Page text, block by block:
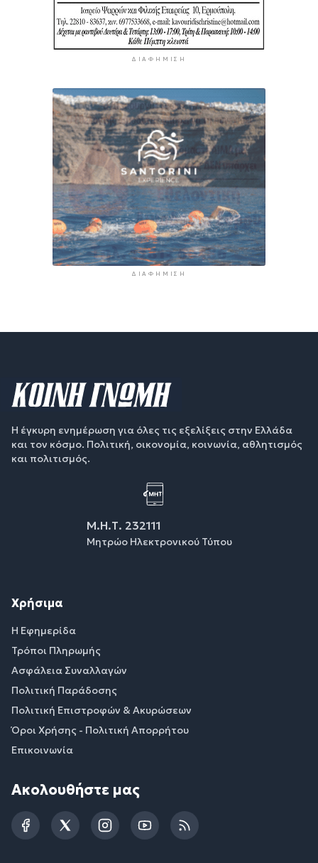
ΔΙΑΦΉΜΙΣΗ
ΔΙΑΦΉΜΙΣΗ
Η έγκυρη ενημέρωση για όλες τις εξελίξεις στην Ελλάδα
και τον κόσμο. Πολιτική, οικονομία, κοινωνία, αθλητισμός
και πολιτισμός.
Μ.Η.Τ. 232111
Μητρώο Ηλεκτρονικού Τύπου
Χρήσιμα
Η Εφημερίδα
Τρόποι Πληρωμής
Ασφάλεια Συναλλαγών
Πολιτική Παράδοσης
Πολιτική Επιστροφών & Ακυρώσεων
Όροι Χρήσης - Πολιτική Απορρήτου
Επικοινωνία
Ακολουθήστε μας
FacebookTwitterInstagramYouTubeRSS